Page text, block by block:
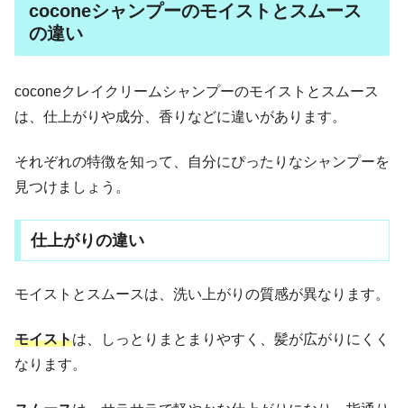
coconeシャンプーのモイストとスムース
の違い
coconeクレイクリームシャンプーのモイストとスムース
は、仕上がりや成分、香りなどに違いがあります。
それぞれの特徴を知って、自分にぴったりなシャンプーを
見つけましょう。
仕上がりの違い
モイストとスムースは、洗い上がりの質感が異なります。
モイストは、しっとりまとまりやすく、髪が広がりにくく
なります。